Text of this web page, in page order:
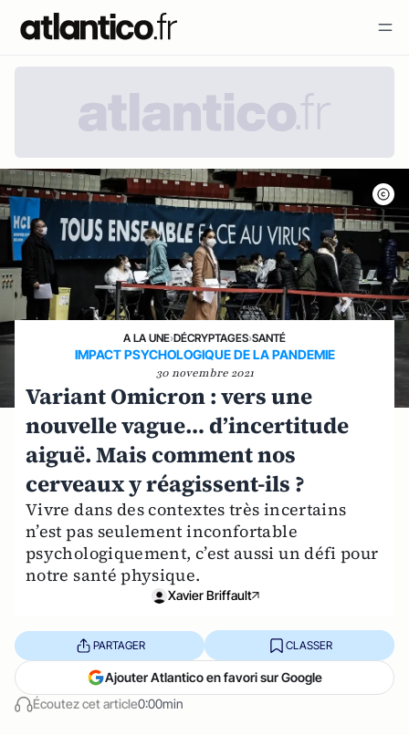
A LA UNE›DÉCRYPTAGES›SANTÉ
IMPACT PSYCHOLOGIQUE DE LA PANDEMIE
30 novembre 2021
Variant Omicron : vers une
nouvelle vague… d’incertitude
aiguë. Mais comment nos
cerveaux y réagissent-ils ?
Vivre dans des contextes très incertains
n’est pas seulement inconfortable
psychologiquement, c’est aussi un défi pour
notre santé physique.
Xavier Briffault
Écoutez cet article0:00min
PARTAGER CLASSER
Ajouter Atlantico en favori sur Google